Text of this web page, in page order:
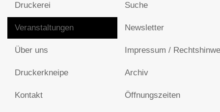
Druckerei
Veranstaltungen
Über uns
Druckerkneipe
Kontakt
Suche
Newsletter
Impressum /
Archiv
Öffnungszeiten